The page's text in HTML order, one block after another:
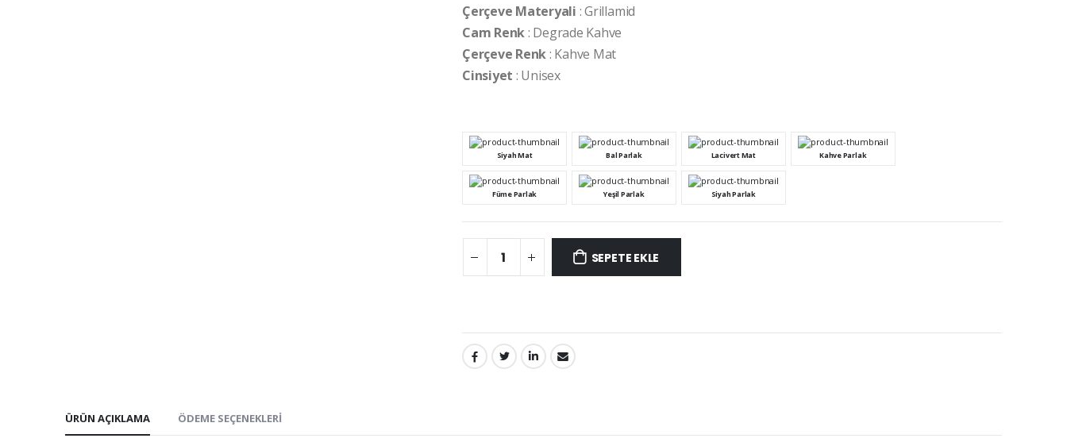
Çerçeve Materyali : Grillamid
Cam Renk: Degrade Kahve
Çerçeve Renk: Kahve Mat
Cinsiyet : Unisex
Siyah Mat Bal Parlak Lacivert Mat Kahve Parlak
Füme Parlak Yeşil Parlak Siyah Parlak
SEPETE EKLE
PAYLAŞ:
ÜRÜN AÇIKLAMA ÖDEME SEÇENEKLERI